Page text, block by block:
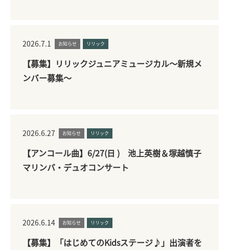
2026.7.1 お知らせ リリック
【募集】リリックジュニアミュージカル～新規メ
ンバー募集～
2026.6.27 お知らせ リリック
【アンコール曲】6/27(日 ) 池上英樹＆塚越慎子
マリンバ・デュオコンサート
2026.6.14 お知らせ リリック
【募集】「はじめてのKidsステージ♪」出演者を